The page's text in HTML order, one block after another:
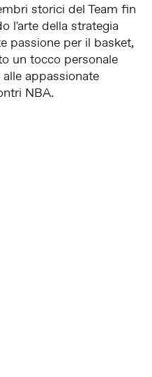
storici del Team fin
l'arte della strategia
passione per il basket,
un tocco personale
appassionate
NBA.